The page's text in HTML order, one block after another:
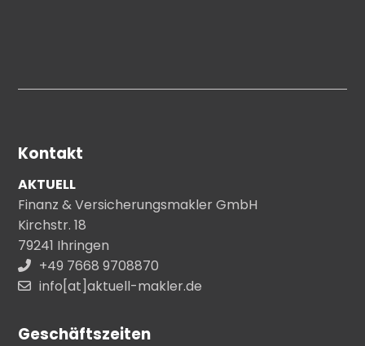
Kontakt
AKTUELL
Finanz & Versicherungsmakler GmbH
Kirchstr. 18
79241 Ihringen
+49 7668 9708870
info[at]aktuell-makler.de
Geschäftszeiten